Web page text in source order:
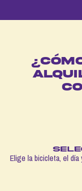
Elige la bicicleta, el